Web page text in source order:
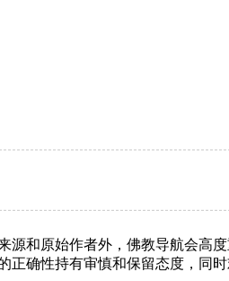
源和原始作者外，佛教导航会高
正确性持有审慎和保留态度，同